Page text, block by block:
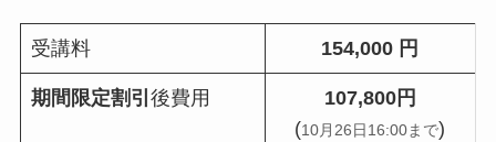
受講料 154,000 円
期間限定割引 後費用
107,800円
(10月26日16:00まで)